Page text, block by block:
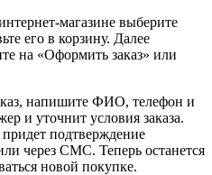
магазине выберите
его в корзину. Далее
на «Оформить заказ» или
напишите ФИО, телефон и
и уточнит условия заказа.
придет подтверждение
через СМС. Теперь останется
новой покупке.